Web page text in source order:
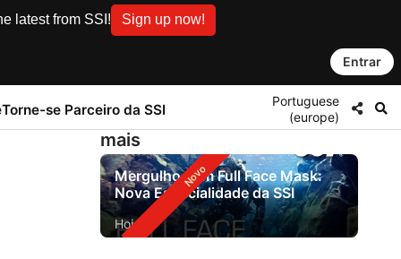
latest from SSI! Sign up now!
Entrar
Torne-se Parceiro da SSI
Portuguese
(europe)
mais
Mergulho com Full Face Mask:
Nova Especialidade da SSI
Hoje